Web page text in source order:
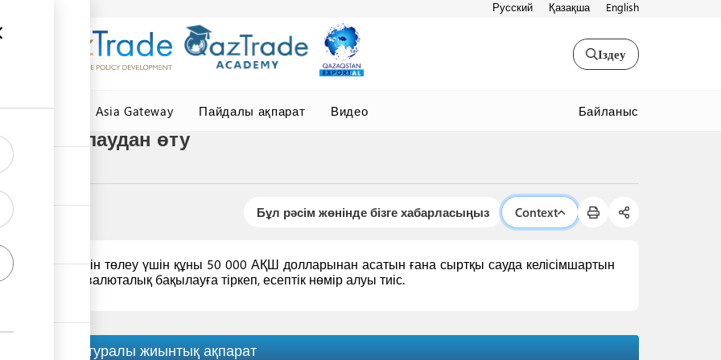
Русский Қазақша English
Іздеу
Central Asia Gateway Пайдалы ақпарат Видео Байланыс
бақылаудан өту
Бұл рәсім жөнінде бізге хабарласыңыз Context
төлемдерін төлеу үшін құны 50 000 АҚШ долларынан асатын ғана сыртқы сауда келісімшартын
филиалында валюталық бақылауға тіркеп, есептік нөмір алуы тиіс.
Рәсім туралы жиынтық ақпарат